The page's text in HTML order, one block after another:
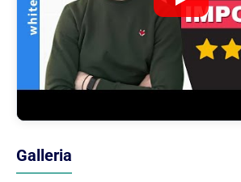
Galleria